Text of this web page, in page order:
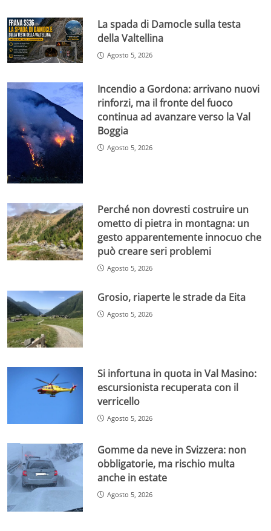
La spada di Damocle sulla testa
della Valtellina
Agosto 5, 2026
Incendio a Gordona: arrivano nuovi
rinforzi, ma il fronte del fuoco
continua ad avanzare verso la Val
Boggia
Agosto 5, 2026
Perché non dovresti costruire un
ometto di pietra in montagna: un
gesto apparentemente innocuo che
può creare seri problemi
Agosto 5, 2026
Grosio, riaperte le strade da Eita
Agosto 5, 2026
Si infortuna in quota in Val Masino:
escursionista recuperata con il
verricello
Agosto 5, 2026
Gomme da neve in Svizzera: non
obbligatorie, ma rischio multa
anche in estate
Agosto 5, 2026